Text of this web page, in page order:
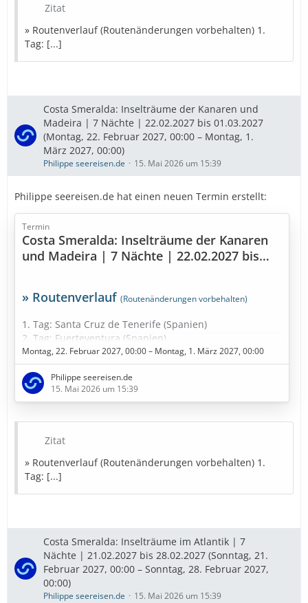
9. Tag: Gran Canaria (Spanien)
» Bestpreise in Sicht
» Bestpreise für eure Urlaubsplanung
Ausflugstipps …
Zitat
» Routenverlauf (Routenänderungen vorbehalten) 1.
Tag: [...]
Costa Smeralda: Inselträume der Kanaren und
Madeira | 7 Nächte | 22.02.2027 bis 01.03.2027
(Montag, 22. Februar 2027, 00:00 – Montag, 1.
März 2027, 00:00)
Philippe seereisen.de 15. Mai 2026 um 15:39
Philippe seereisen.de hat einen neuen Termin erstellt:
Termin
Costa Smeralda: Inselträume der Kanaren
und Madeira | 7 Nächte | 22.02.2027 bis
» Routenverlauf (Routenänderungen vorbehalten)
1. Tag: Santa Cruz de Tenerife (Spanien)
2. Tag: Fuerteventura (Spanien)
3. Tag: Seetag
4. Tag: Funchal - Madeira (Portugal)
5. Tag: Am dunkelsten Punkt im Kanarische Meernien
(Spanien)
7. Tag: Arrecife / Lanzarote (Spanien)
8. Tag: Santa Cruz de Tenerife (Spanien)
9. Tag: Santa Cruz de Tenerife (Spanien)
» Bestpreise in Sicht
» Bestpreise für eure Urlaubsplanung
Ausflugstipps …
Montag, 22. Februar 2027, 00:00 – Montag, 1. März 2027, 00:00
Philippe seereisen.de
15. Mai 2026 um 15:39
Zitat
» Routenverlauf (Routenänderungen vorbehalten) 1.
Tag: [...]
Costa Smeralda: Inselträume im Atlantik | 7
Nächte | 21.02.2027 bis 28.02.2027 (Sonntag, 21.
Februar 2027, 00:00 – Sonntag, 28. Februar 2027,
00:00)
Philippe seereisen.de 15. Mai 2026 um 15:39